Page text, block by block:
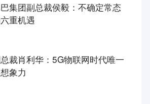
集团副总裁侯毅：不确定常态
重机遇
裁肖利华：5G物联网时代唯一
象力